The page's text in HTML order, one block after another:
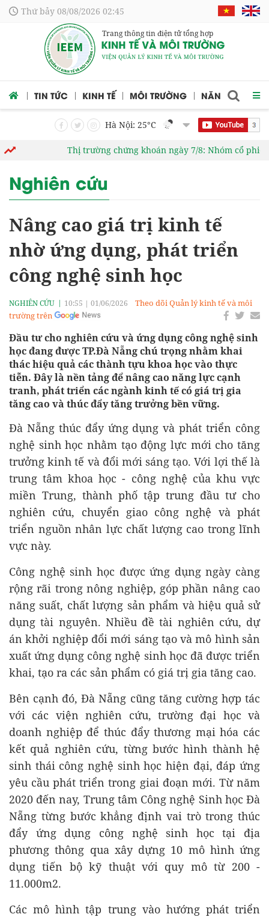
Thứ bảy 08/08/2026 02:45
Trang thông tin điện tử tổng hợp
TIN TỨC KINH TẾ MÔI TRƯỜNG NĂNG LƯỢNG
Hà Nội: 25°C
Thị trường chứng khoán ngày 7/8: Nhóm cổ phiếu
Nghiên cứu
Nâng cao giá trị kinh tế
nhờ ứng dụng, phát triển
công nghệ sinh học
NGHIÊN CỨU 10:55 | 01/06/2026
Theo dõi Quản lý kinh tế và môi
trường trên
Đầu tư cho nghiên cứu và ứng dụng công nghệ sinh
học đang được TP.Đà Nẵng chú trọng nhằm khai
thác hiệu quả các thành tựu khoa học vào thực
tiễn. Đây là nền tảng để nâng cao năng lực cạnh
tranh, phát triển các ngành kinh tế có giá trị gia
tăng cao và thúc đẩy tăng trưởng bền vững.
Đà Nẵng thúc đẩy ứng dụng và phát triển công
nghệ sinh học nhằm tạo động lực mới cho tăng
trưởng kinh tế và đổi mới sáng tạo. Với lợi thế là
trung tâm khoa học - công nghệ của khu vực
miền Trung, thành phố tập trung đầu tư cho
nghiên cứu, chuyển giao công nghệ và phát
triển nguồn nhân lực chất lượng cao trong lĩnh
vực này.
Công nghệ sinh học được ứng dụng ngày càng
rộng rãi trong nông nghiệp, góp phần nâng cao
năng suất, chất lượng sản phẩm và hiệu quả sử
dụng tài nguyên. Nhiều đề tài nghiên cứu, dự
án khởi nghiệp đổi mới sáng tạo và mô hình sản
xuất ứng dụng công nghệ sinh học đã được triển
khai, tạo ra các sản phẩm có giá trị gia tăng cao.
Bên cạnh đó, Đà Nẵng cũng tăng cường hợp tác
với các viện nghiên cứu, trường đại học và
doanh nghiệp để thúc đẩy thương mại hóa các
kết quả nghiên cứu, từng bước hình thành hệ
sinh thái công nghệ sinh học hiện đại, đáp ứng
yêu cầu phát triển trong giai đoạn mới. Từ năm
2020 đến nay, Trung tâm Công nghệ Sinh học Đà
Nẵng từng bước khẳng định vai trò trong thúc
đẩy ứng dụng công nghệ sinh học tại địa
phương thông qua xây dựng 10 mô hình ứng
dụng tiến bộ kỹ thuật với quy mô từ 200 -
11.000m2.
Các mô hình tập trung vào hướng phát triển